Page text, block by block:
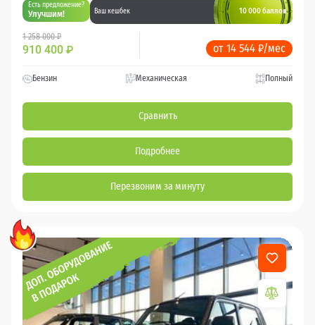
Есть предложение?
Улучшим! Ваш кешбек 10 000 баллов
1 258 000 ₽
910 400 ₽ от 14 544 ₽/мес
Бензин Механическая Полный
Сравнить
Подробнее
Перезвоним за минуту